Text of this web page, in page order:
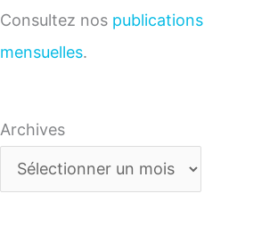
Consultez nos publications
mensuelles.
Archives